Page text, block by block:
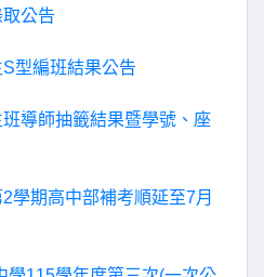
公告
型編班結果公告
導師抽籤結果暨學號、座
2學期高中部補考順延至7月